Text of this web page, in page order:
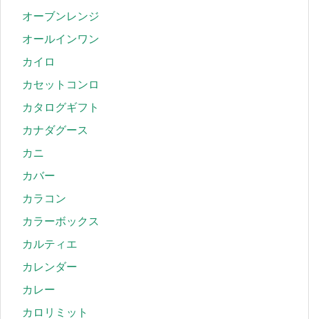
オーブンレンジ
オールインワン
カイロ
カセットコンロ
カタログギフト
カナダグース
カニ
カバー
カラコン
カラーボックス
カルティエ
カレンダー
カレー
カロリミット